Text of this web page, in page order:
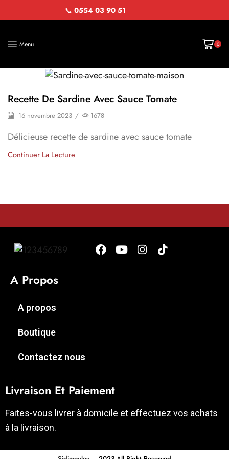
📞 0554 03 90 51
Menu 0
Recette De Sardine Avec Sauce Tomate
16 novembre 2023 / 1678
Délicieuse recette de sardine avec sauce tomate
Continuer La Lecture
A Propos
A propos
Boutique
Contactez nous
Livraison Et Paiement
Faites-vous livrer à domicile et effectuez vos achats
à la livraison.